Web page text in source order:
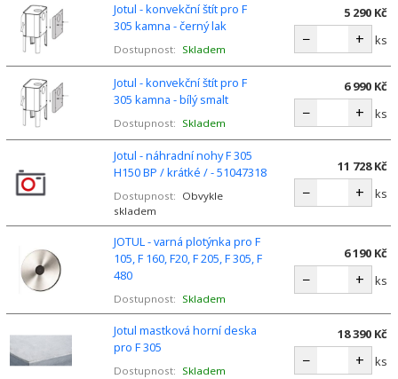
Jotul - konvekční štít pro F
305 kamna - černý lak
Dostupnost: Skladem
5 290 Kč
− + ks
Jotul - konvekční štít pro F
305 kamna - bílý smalt
Dostupnost: Skladem
6 990 Kč
− + ks
Jotul - náhradní nohy F 305
H150 BP / krátké / - 51047318
Dostupnost: Obvykle
skladem
11 728 Kč
− + ks
JOTUL - varná plotýnka pro F
105, F 160, F20, F 205, F 305, F
480
Dostupnost: Skladem
6 190 Kč
− + ks
Jotul mastková horní deska
pro F 305
Dostupnost: Skladem
18 390 Kč
− + ks